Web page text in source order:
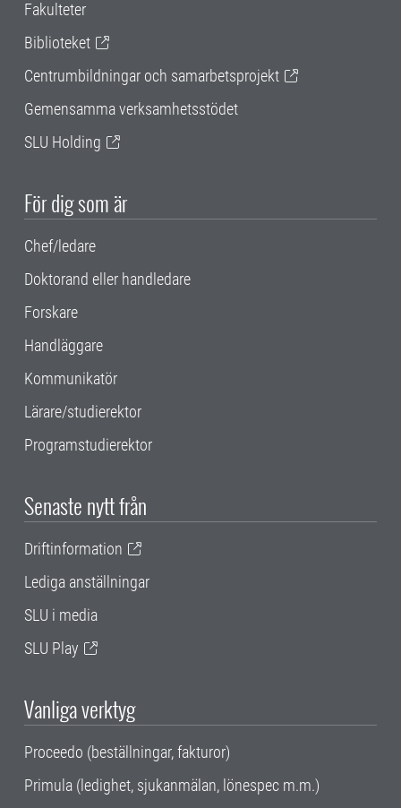
Fakulteter
Biblioteket
Centrumbildningar och samarbetsprojekt
Gemensamma verksamhetsstödet
SLU Holding
För dig som är
Chef/ledare
Doktorand eller handledare
Forskare
Handläggare
Kommunikatör
Lärare/studierektor
Programstudierektor
Senaste nytt från
Driftinformation
Lediga anställningar
SLU i media
SLU Play
Vanliga verktyg
Proceedo (beställningar, fakturor)
Primula (ledighet, sjukanmälan, lönespec m.m.)